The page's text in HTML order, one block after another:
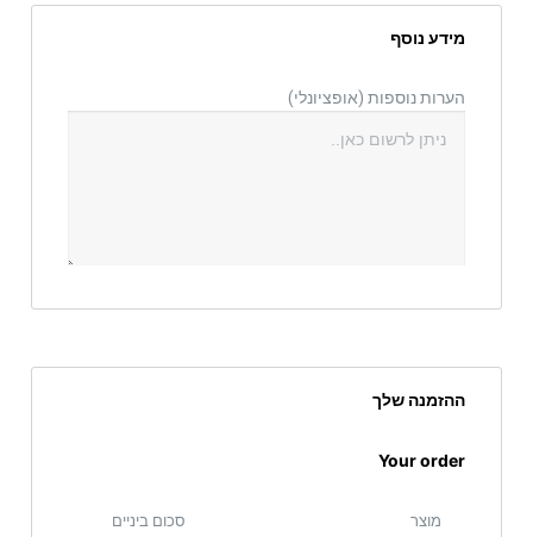
מידע נוסף
הערות נוספות (אופציונלי)
ההזמנה שלך
Your order
מוצר סכום ביניים